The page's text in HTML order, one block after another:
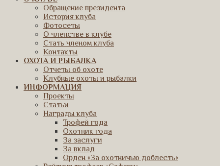
Обращение президента
История клуба
Фотосеты
О членстве в клубе
Стать членом клуба
Контакты
ОХОТА И РЫБАЛКА
Отчеты об охоте
Клубные охоты и рыбалки
ИНФОРМАЦИЯ
Проекты
Статьи
Награды клуба
Трофей года
Охотник года
За заслуги
За вклад
Орден «За охотничью доблесть»